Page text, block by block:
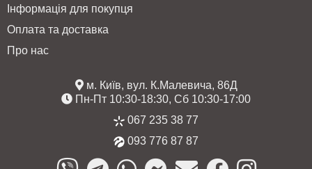
Інформація для покупця
Оплата та доставка
Про нас
м. Київ, вул. К.Малевича, 86Д
Пн-Пт 10:30-18:30, Сб 10:30-17:00
067 235 38 77
093 776 87 87